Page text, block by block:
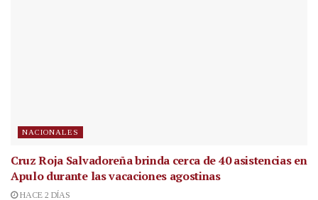
NACIONALES
Cruz Roja Salvadoreña brinda cerca de 40 asistencias en
Apulo durante las vacaciones agostinas
HACE 2 DÍAS